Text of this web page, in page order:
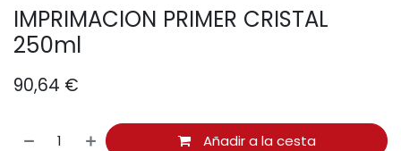
IMPRIMACION PRIMER CRISTAL
250ml
90,64 €
Añadir a la cesta